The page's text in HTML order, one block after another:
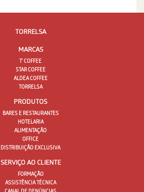
TORRELSA
MARCAS
T' COFFEE
STAR COFFEE
ALDEA COFFEE
TORRELSA
PRODUTOS
BARES E RESTAURANTES
HOTELARIA
ALIMENTAÇÃO
OFFICE
DISTRIBUIÇÃO EXCLUSIVA
SERVIÇO AO CLIENTE
FORMAÇÃO
ASSISTÊNCIA TÉCNICA